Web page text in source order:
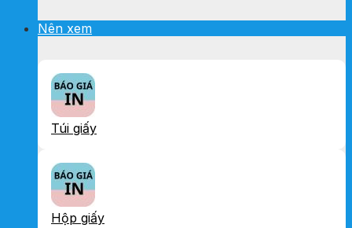
Nên xem
Túi giấy
Hộp giấy